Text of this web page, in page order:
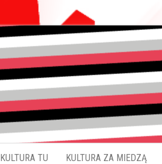
KULTURA TU KULTURA ZA MIEDZĄ